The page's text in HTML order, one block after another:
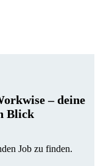
– deine
Blick
Job zu finden.